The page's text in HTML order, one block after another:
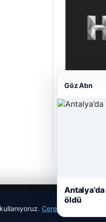
Prenses
Çerez Politikamız
Göz Atın
öldü